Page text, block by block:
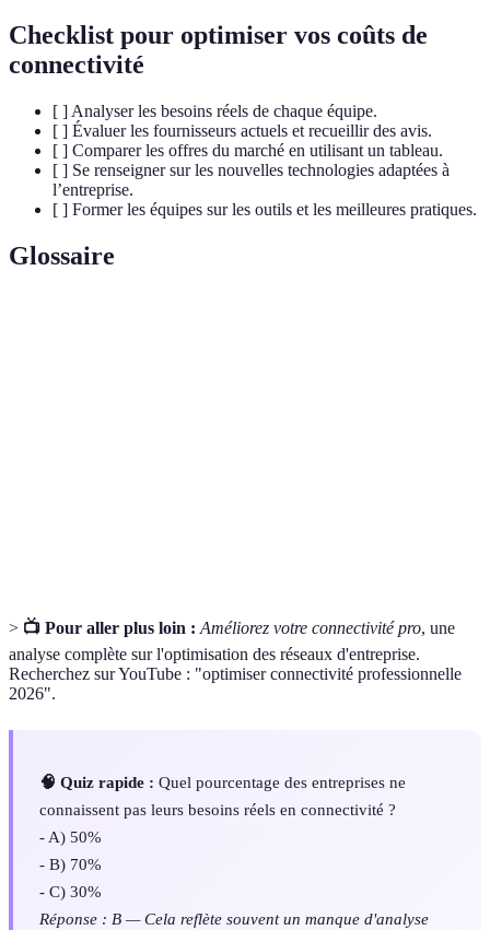
Checklist pour optimiser vos coûts de
connectivité
[ ] Analyser les besoins réels de chaque équipe.
[ ] Évaluer les fournisseurs actuels et recueillir des avis.
[ ] Comparer les offres du marché en utilisant un tableau.
[ ] Se renseigner sur les nouvelles technologies adaptées à
l’entreprise.
[ ] Former les équipes sur les outils et les meilleures pratiques.
Glossaire
> 📺 Pour aller plus loin : Améliorez votre connectivité pro, une
analyse complète sur l'optimisation des réseaux d'entreprise.
Recherchez sur YouTube : "optimiser connectivité professionnelle
2026".
🧠 Quiz rapide : Quel pourcentage des entreprises ne
connaissent pas leurs besoins réels en connectivité ?
- A) 50%
- B) 70%
- C) 30%
Réponse : B — Cela reflète souvent un manque d'analyse